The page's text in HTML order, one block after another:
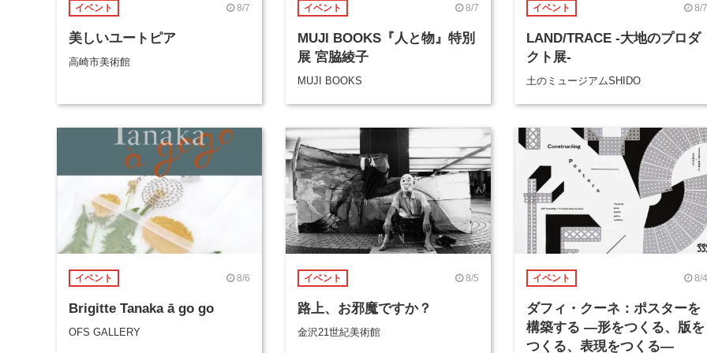
イベント 8/7
美しいユートピア
高崎市美術館
イベント 8/7
MUJI BOOKS『人と物』特別
展 宮脇綾子
MUJI BOOKS
イベント 8/7
LAND/TRACE -大地のプロダ
クト展-
土のミュージアムSHIDO
イベント 8/6
Brigitte Tanaka ā go go
OFS GALLERY
イベント 8/5
路上、お邪魔ですか？
金沢21世紀美術館
イベント 8/4
ダフィ・クーネ：ポスターを
構築する ―形をつくる、版を
つくる、表現をつくる―